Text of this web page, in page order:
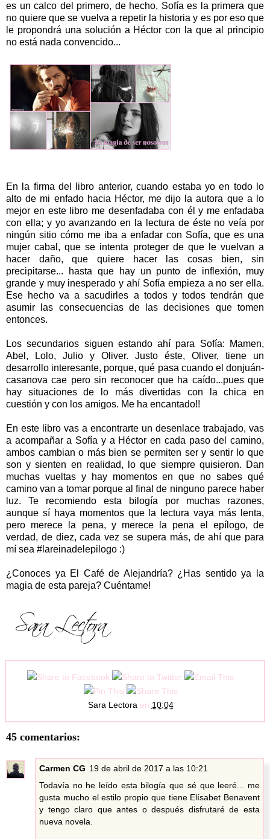
es un calco del primero, de hecho, Sofía es la primera que
no quiere que se vuelva a repetir la historia y es por eso que
le propondrá una solución a Héctor con la que al principio
no está nada convencido...
En la firma del libro anterior, cuando estaba yo en todo lo
alto de mi enfado hacia Héctor, me dijo la autora que a lo
mejor en este libro me desenfadaba con él y me enfadaba
con ella; y yo avanzando en la lectura de éste no veía por
ningún sitio cómo me iba a enfadar con Sofía, que es una
mujer cabal, que se intenta proteger de que le vuelvan a
hacer daño, que quiere hacer las cosas bien, sin
precipitarse... hasta que hay un punto de inflexión, muy
grande y muy inesperado y ahí Sofía empieza a no ser ella.
Ese hecho va a sacudirles a todos y todos tendrán que
asumir las consecuencias de las decisiones que tomen
entonces.
Los secundarios siguen estando ahí para Sofía: Mamen,
Abel, Lolo, Julio y Oliver. Justo éste, Oliver, tiene un
desarrollo interesante, porque, qué pasa cuando el donjuán-
casanova cae pero sin reconocer que ha caído...pues que
hay situaciones de lo más divertidas con la chica en
cuestión y con los amigos. Me ha encantado!!
En este libro vas a encontrarte un desenlace trabajado, vas
a acompañar a Sofía y a Héctor en cada paso del camino,
ambos cambian o más bien se permiten ser y sentir lo que
son y sienten en realidad, lo que siempre quisieron. Dan
muchas vueltas y hay momentos en que no sabes qué
camino van a tomar porque al final de ninguno parece haber
luz. Te recomiendo esta bilogía por muchas razones,
aunque sí haya momentos que la lectura vaya más lenta,
pero merece la pena, y merece la pena el epílogo, de
verdad, de diez, cada vez se supera más, de ahí que para
mí sea #lareinadelepilogo :)
¿Conoces ya El Café de Alejandría? ¿Has sentidoya la
magia de esta pareja? Cuéntame!
Sara Lectora en 10:04
45 comentarios:
Carmen CG 19 de abril de 2017 a las 10:21
Todavía no he leído esta bilogía que sé que leeré... me
gusta mucho el estilo propio que tiene Elísabet Benavent
y tengo claro que antes o después disfrutaré de esta
nueva novela.